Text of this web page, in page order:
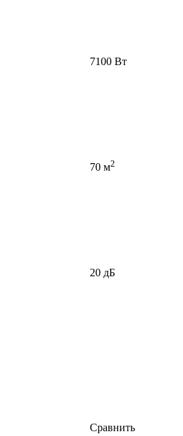
7100 Вт
70 м2
20 дБ
Сравнить